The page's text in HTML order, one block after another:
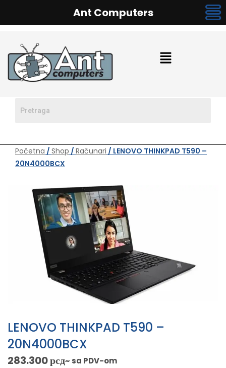
Početna / Shop / Računari / LENOVO THINKPAD T590 –
20N4000BCX
LENOVO THINKPAD T590 –
20N4000BCX
283.300рсд~ sa PDV-om
Ant Computers